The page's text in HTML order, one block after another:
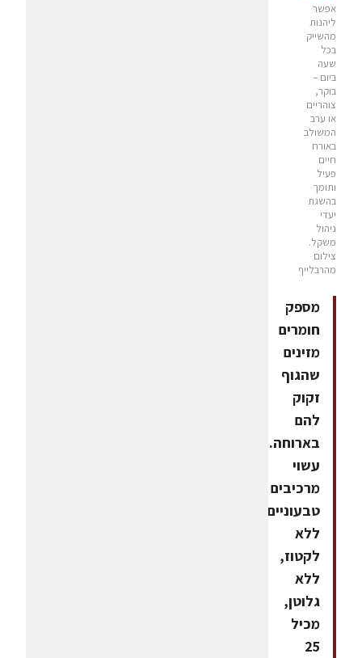
אפשר
ליהנות
מהשייק
בכל
שעה
ביום –
בוקר,
צוהריים
או ערב
המשולב
באורח
חיים
פעיל
ותומך
בהשגת
יעדי
ניהול
משקל.
צילום
מהרבלייף
מספק
חומרים
מזינים
שהגוף
זקוק
להם
בארוחה.
עשוי
מרכיבים
טבעוניים,
ללא
לקטוז,
ללא
גלוטן,
מכיל
25